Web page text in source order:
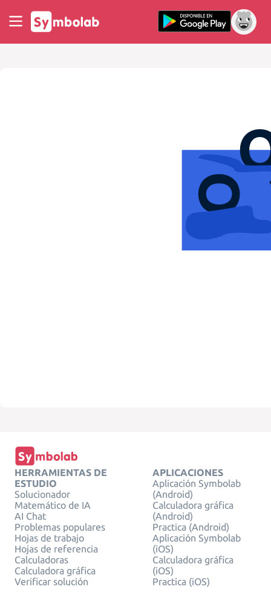
HERRAMIENTAS DE
ESTUDIO
Solucionador
Matemático de IA
AI Chat
Problemas populares
Hojas de trabajo
Hojas de referencia
Calculadoras
Calculadora gráfica
Verificar solución
APLICACIONES
Aplicación Symbolab
(Android)
Calculadora gráfica
(Android)
Practica (Android)
Aplicación Symbolab
(iOS)
Calculadora gráfica
(iOS)
Practica (iOS)